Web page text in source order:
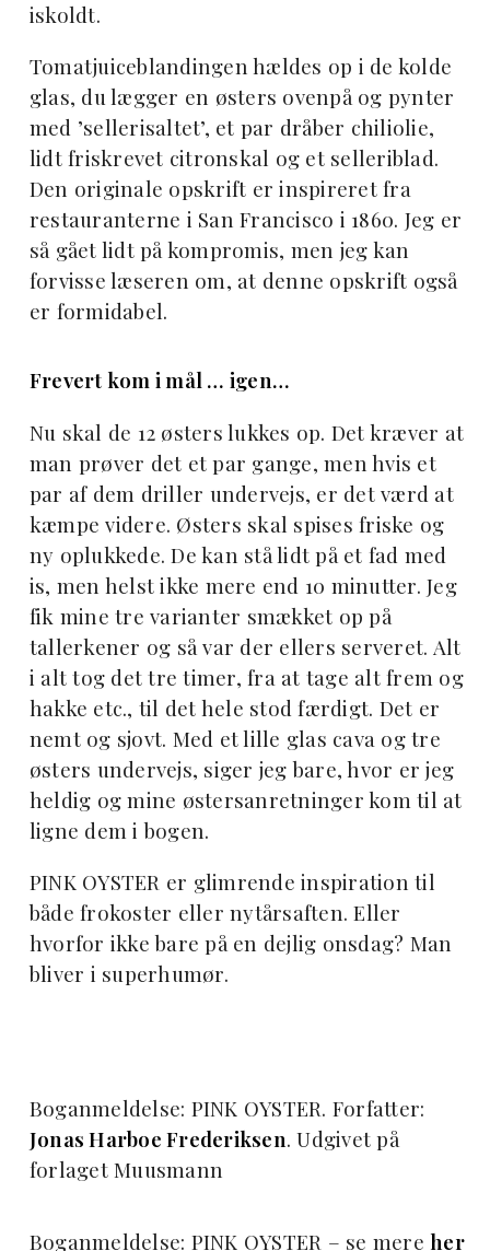
iskoldt.
Tomatjuiceblandingen hældes op i de kolde
glas, du lægger en østers ovenpå og pynter
med ’sellerisaltet’, et par dråber chiliolie,
lidt friskrevet citronskal og et selleriblad.
Den originale opskrift er inspireret fra
restauranterne i San Francisco i 1860. Jeg er
så gået lidt på kompromis, men jeg kan
forvisse læseren om, at denne opskrift også
er formidabel.
Frevert kom i mål … igen…
Nu skal de 12 østers lukkes op. Det kræver at
man prøver det et par gange, men hvis et
par af dem driller undervejs, er det værd at
kæmpe videre. Østers skal spises friske og
ny oplukkede. De kan stå lidt på et fad med
is, men helst ikke mere end 10 minutter. Jeg
fik mine tre varianter smækket op på
tallerkener og så var der ellers serveret. Alt
i alt tog det tre timer, fra at tage alt frem og
hakke etc., til det hele stod færdigt. Det er
nemt og sjovt. Med et lille glas cava og tre
østers undervejs, siger jeg bare, hvor er jeg
heldig og mine østersanretninger kom til at
ligne dem i bogen.
PINK OYSTER er glimrende inspiration til
både frokoster eller nytårsaften. Eller
hvorfor ikke bare på en dejlig onsdag? Man
bliver i superhumør.
Boganmeldelse: PINK OYSTER. Forfatter:
Jonas Harboe Frederiksen. Udgivet på
forlaget Muusmann
Boganmeldelse: PINK OYSTER – se mereher